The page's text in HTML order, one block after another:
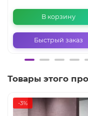
В корзину
Быстрый заказ
Товары этого
-3%